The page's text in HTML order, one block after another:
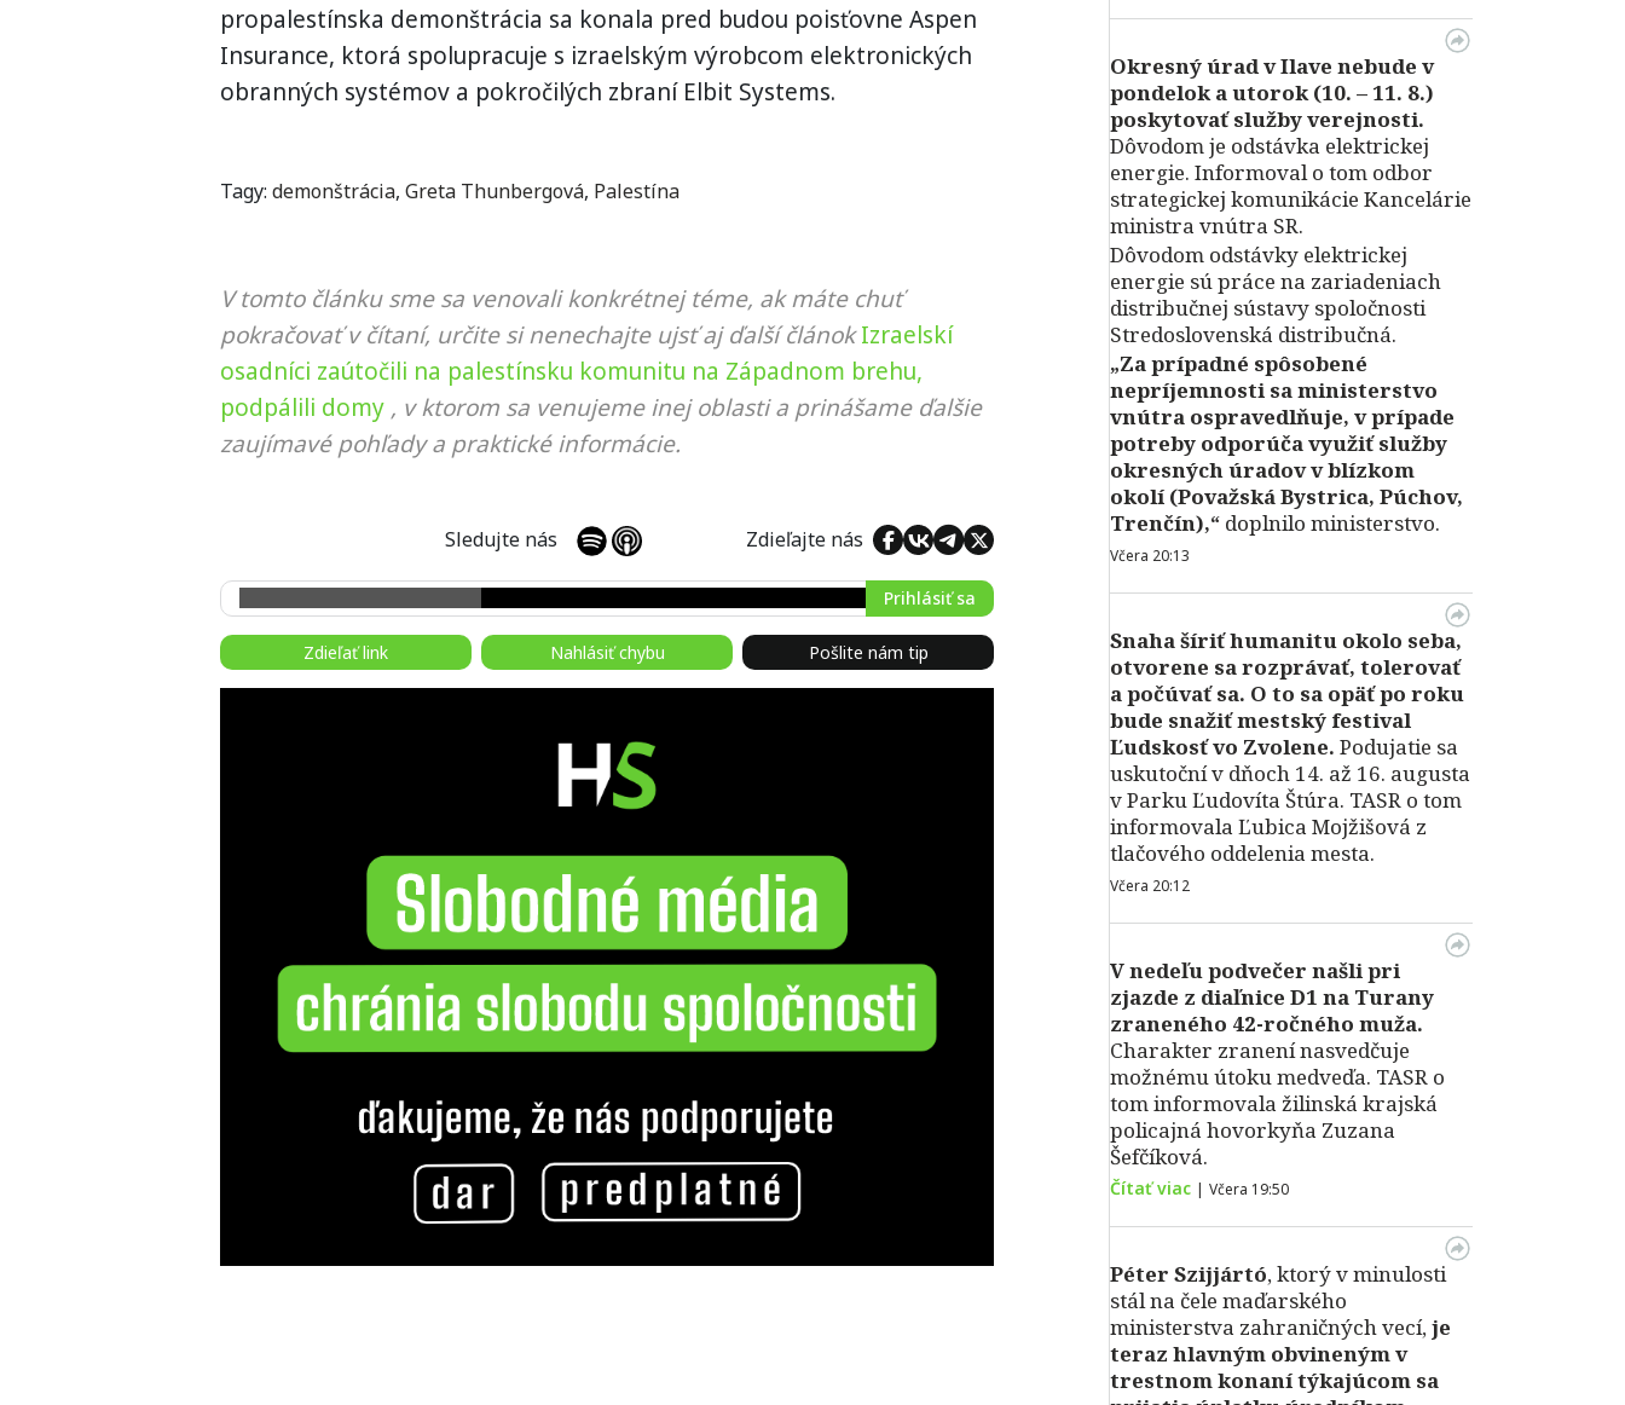
propalestínska demonštrácia sa konala pred budou poisťovne Aspen
Insurance, ktorá spolupracuje s izraelským výrobcom elektronických
obranných systémov a pokročilých zbraní Elbit Systems.
Tagy: demonštrácia, Greta Thunbergová, Palestína
V tomto článku sme sa venovali konkrétnej téme, ak máte chuť
pokračovať v čítaní, určite si nenechajte ujsť aj ďalší článok Izraelskí
osadníci zaútočili na palestínsku komunitu na Západnom brehu,
podpálili domy , v ktorom sa venujeme inej oblasti a prinášame ďalšie
zaujímavé pohľady a praktické informácie.
Sledujte nás Zdieľajte nás
Prihlásiť sa
Zdieľať link Nahlásiť chybu Pošlite nám tip
Okresný úrad v Ilave nebude v
pondelok a utorok (10. – 11. 8.)
poskytovať služby verejnosti.
Dôvodom je odstávka elektrickej
energie. Informoval o tom odbor
strategickej komunikácie Kancelárie
ministra vnútra SR.
Dôvodom odstávky elektrickej
energie sú práce na zariadeniach
distribučnej sústavy spoločnosti
Stredoslovenská distribučná.
„Za prípadné spôsobené
nepríjemnosti sa ministerstvo
vnútra ospravedlňuje, v prípade
potreby odporúča využiť služby
okresných úradov v blízkom
okolí (Považská Bystrica, Púchov,
Trenčín),“ doplnilo ministerstvo.
Včera 20:13
Snaha šíriť humanitu okolo seba,
otvorene sa rozprávať, tolerovať
a počúvať sa. O to sa opäť po roku
bude snažiť mestský festival
Ľudskosť vo Zvolene. Podujatie sa
uskutoční v dňoch 14. až 16. augusta
v Parku Ľudovíta Štúra. TASR o tom
informovala Ľubica Mojžišová z
tlačového oddelenia mesta.
Včera 20:12
V nedeľu podvečer našli pri
zjazde z diaľnice D1 na Turany
zraneného 42-ročného muža.
Charakter zranení nasvedčuje
možnému útoku medveďa. TASR o
tom informovala žilinská krajská
policajná hovorkyňa Zuzana
Šefčíková.
Čítať viac | Včera 19:50
Péter Szijjártó, ktorý v minulosti
stál na čele maďarského
ministerstva zahraničných vecí,je
teraz hlavným obvineným v
trestnom konaní týkajúcom sa